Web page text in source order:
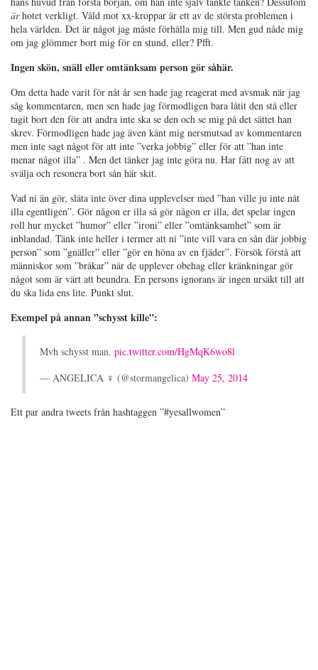
ärhotet verkligt. Våld mot xx-kroppar är ett av de största problemen i
hela världen. Det är något jag måste förhålla mig till. Men gud nåde mig
om jag glömmer bort mig för en stund, eller? Pfft.
Ingen skön, snäll eller omtänksam person gör såhär.
Om detta hade varit för nåt år sen hade jag reagerat med avsmak när jag
såg kommentaren, men sen hade jag förmodligen bara låtit den stå eller
tagit bort den för att andra inte ska se den och se mig på det sättet han
skrev. Förmodligen hade jag även känt mig nersmutsad av kommentaren
men inte sagt något för att inte ”verka jobbig” eller för att ”han inte
menar något illa” . Men det tänker jag inte göra nu. Har fått nog av att
svälja och resonera bort sån här skit.
Vad ni än gör, släta inte över dina upplevelser med ”han ville ju inte nåt
illa egentligen”. Gör någon er illa så gör någon er illa, det spelar ingen
roll hur mycket ”humor” eller ”ironi” eller ”omtänksamhet” som är
inblandad. Tänk inte heller i termer att ni ”inte vill vara en sån där jobbig
person” som ”gnäller” eller ”gör en höna av en fjäder”. Försök förstå att
människor som ”bråkar” när de upplever obehag eller kränkningar gör
något som är värt att beundra. En persons ignorans är ingen ursäkt till att
du ska lida ens lite. Punkt slut.
Exempel på annan ”schysst kille”:
Mvh schysst man. pic.twitter.com/HgMqK6wo8l
— ANGELICA ♀ (@stormangelica) May 25, 2014
Ett par andra tweets från hashtaggen ”#yesallwomen”